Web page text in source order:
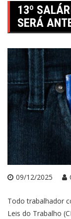
13º
SERÁ
09/12/2025
Todo trabalhador
Leis do Trabalho